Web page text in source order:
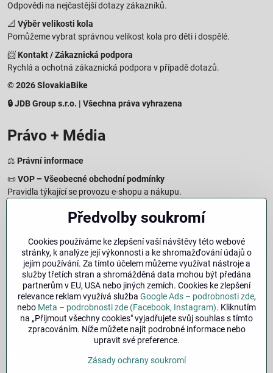
Odpovědi na nejčastější dotazy zákazníků.
📐 Výběr velikosti kola
Pomůžeme vybrat správnou velikost kola pro děti i dospělé.
📨 Kontakt / Zákaznická podpora
Rychlá a ochotná zákaznická podpora v případě dotazů.
© 2026 SlovakiaBike
🔒 JDB Group s.r.o. | Všechna práva vyhrazena
Právo + Média
⚖️ Právní informace
📜VOP – Všeobecné obchodní podmínky
Pravidla týkající se provozu e-shopu a nákupu.
Zásady zpracování osobních údajů
Jak chráníme a zpracováváme vaše osobní údaje.
Informace o cookies
Informace o používaných cookies a zpracování údajů na webu.
Právo na odstoupení – 14denní vrácení
Postup a podmínky odstoupení od nákupu.
Impresum
Údaje o provozovateli a právní informace.
Bezpečnost
Instagram
Předvolby soukromí
Cookies používáme ke zlepšení vaší návštěvy této webové
stránky, k analýze její výkonnosti a ke shromažďování údajů o
jejím používání. Za tímto účelem můžeme využívat nástroje a
služby třetích stran a shromážděná data mohou být předána
partnerům v EU, USA nebo jiných zemích. Cookies ke zlepšení
relevance reklam využívá služba Google Ads – podrobnosti zde,
nebo Meta – podrobnosti zde (Facebook, Instagram). Kliknutím
na „Přijmout všechny cookies" vyjadřujete svůj souhlas s tímto
zpracováním. Níže můžete najít podrobné informace nebo
upravit své preference.
Zásady ochrany soukromí